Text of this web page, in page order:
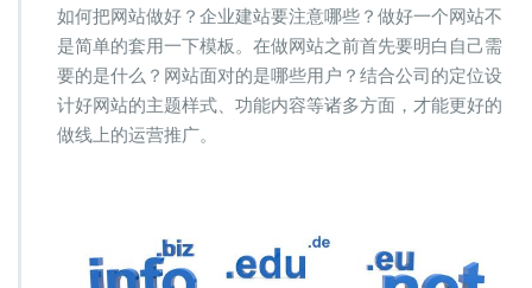
宁
做
网
站
找
如何把网站做好？企业建站要注意哪些？做好一个网站不
是简单的套用一下模板。在做网站之前首先要明白自己需
要的是什么？网站面对的是哪些用户？结合公司的定位设
计好网站的主题样式、功能内容等诸多方面，才能更好的
做线上的运营推广。